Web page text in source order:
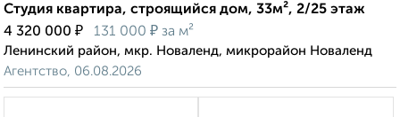
Студия квартира, строящийся дом, 33м², 2/25 этаж
4 320 000 ₽ 131 000 ₽ за м²
Ленинский район, мкр. Новаленд, микрорайон Новаленд
Агентство, 06.08.2026